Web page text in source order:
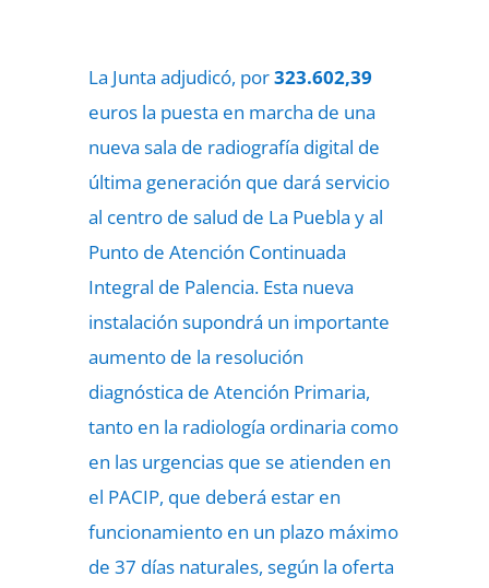
La Junta adjudicó, por323.602,39
euros la puesta en marcha de una
nueva sala de radiografía digital de
última generación que dará servicio
al centro de salud de La Puebla y al
Punto de Atención Continuada
Integral de Palencia. Esta nueva
instalación supondrá un importante
aumento de la resolución
diagnóstica de Atención Primaria,
tanto en la radiología ordinaria como
en las urgencias que se atienden en
el PACIP, que deberá estar en
funcionamiento en un plazo máximo
de 37 días naturales, según la oferta